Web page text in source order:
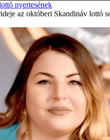
nyertesének
az októberi Skandináv lottó